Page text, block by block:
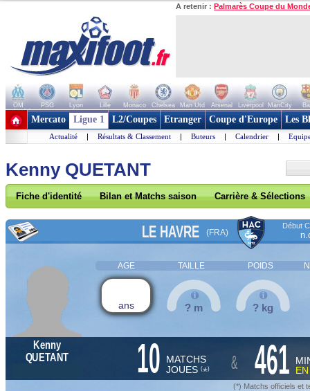
A retenir : Palmarès Coupe du
OM PSG Lyon Lille Monaco Chelsea Man Utd Arsenal Liverpool ManCity
+ de clubs
Mercato Ligue 1 L2/Coupes Etranger Coupe d'Europe Les
Actualité | Résultats & Classement | Buteurs | Calendrier |
Kenny QUETANT
Fiche d'identité Bilan et Matchs saison Carrière & Sélections
LE HAVRE (FRA)
Début
AGE TAILLE POIDS
ans ? m ? kg
Kenny
QUETANT
10 MATCHS
JOUES (*) & 461
(*) Matchs officiels et